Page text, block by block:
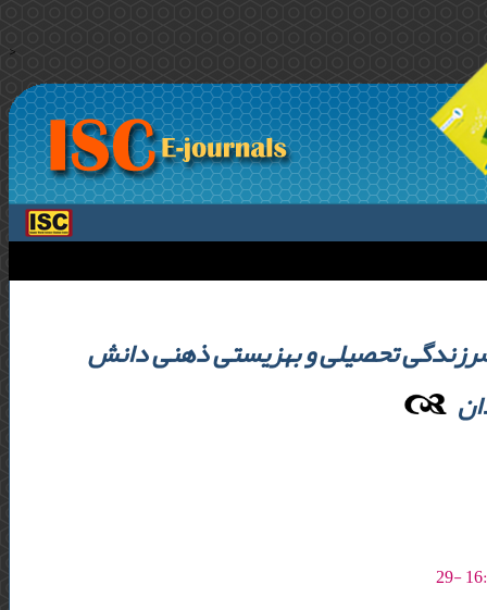
>
تحصیلی و بهزیستی ذهنی دانش